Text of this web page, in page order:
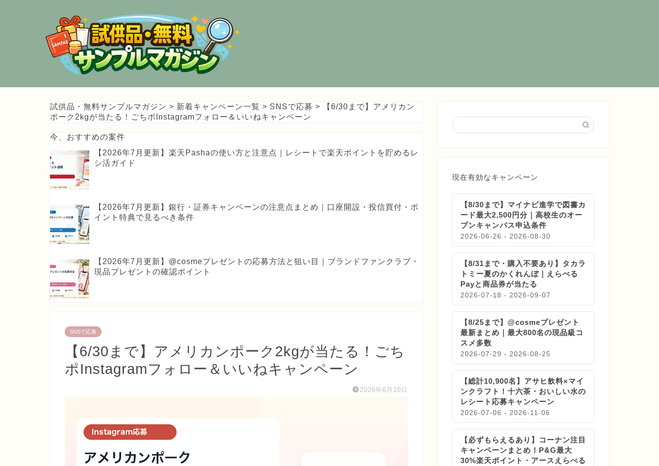
試供品・無料サンプルマガジン > 新着キャンペーン一覧 > SNSで応募 >
【6/30まで】アメリカン
ポーク2kgが当たる！ごちポInstagramフォロー＆いいねキャンペーン
今、おすすめの案件
【2026年7月更新】楽天Pashaの使い方と注意点｜レシートで楽天ポイントを貯めるレ
シ活ガイド
【2026年7月更新】銀行・証券キャンペーンの注意点まとめ｜口座開設・投信買付・ポ
イント特典で見るべき条件
【2026年7月更新】@cosmeプレゼントの応募方法と狙い目｜ブランドファンクラブ・
現品プレゼントの確認ポイント
SNSで応募
【6/30まで】アメリカンポーク2kgが当たる！ごち
ポInstagramフォロー＆いいねキャンペーン
2026年6月10日
現在有効なキャンペーン
【8/30まで】マイナビ進学で図書カ
ード最大2,500円分｜高校生のオー
プンキャンパス申込条件
2026-06-26 - 2026-08-30
【8/31まで・購入不要あり】タカラ
トミー夏のかくれんぼ｜えらべる
Payと商品券が当たる
2026-07-18 - 2026-09-07
【8/25まで】@cosmeプレゼント
最新まとめ｜最大800名の現品級コ
スメ多数
2026-07-29 - 2026-08-25
【総計10,900名】アサヒ飲料×マイ
ンクラフト！十六茶・おいしい水の
レシート応募キャンペーン
2026-07-06 - 2026-11-06
【必ずもらえるあり】コーナン注目
キャンペーンまとめ！P&G最大
30%楽天ポイント・アースえらべる